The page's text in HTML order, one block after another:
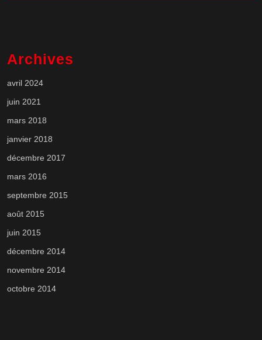
Archives
avril 2024
juin 2021
mars 2018
janvier 2018
décembre 2017
mars 2016
septembre 2015
août 2015
juin 2015
décembre 2014
novembre 2014
octobre 2014